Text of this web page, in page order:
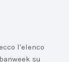
l'elenco
su